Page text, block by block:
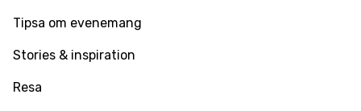
Tipsa om evenemang
Stories & inspiration
Resa